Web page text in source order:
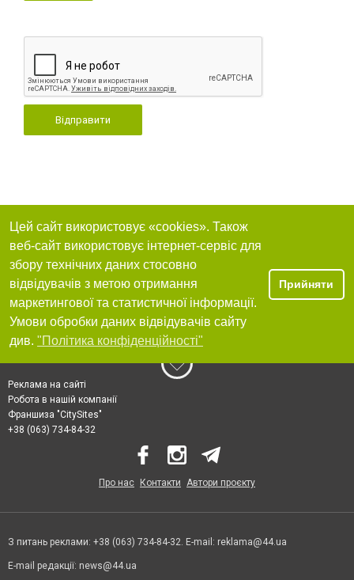
Відправити
Цей сайт використовує «cookies». Також
веб-сайт використовує інтернет-сервіс для
збору технічних даних стосовно
відвідувачів з метою отримання
маркетингової та статистичної інформації.
Умови обробки даних відвідувачів сайту
див. "Політика конфіденційності"
Прийняти
Реклама на сайті
Робота в нашій компанії
Франшиза "CitySites"
+38 (063) 734-84-32
Про нас Контакти Автори проєкту
З питань реклами: +38 (063) 734-84-32. E-mail: reklama@44.ua
E-mail редакції: news@44.ua